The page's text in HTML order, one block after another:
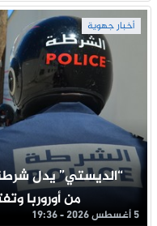
أخبار جهوية
“الديستي” يدل
من أوروربا
5 أغسطس 2026 - 19:36